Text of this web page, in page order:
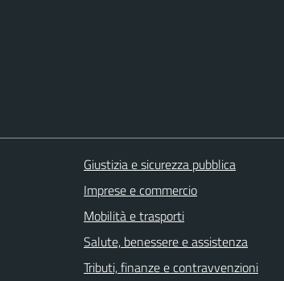
Giustizia e sicurezza pubblica
Imprese e commercio
Mobilità e trasporti
Salute, benessere e assistenza
Tributi, finanze e contravvenzioni